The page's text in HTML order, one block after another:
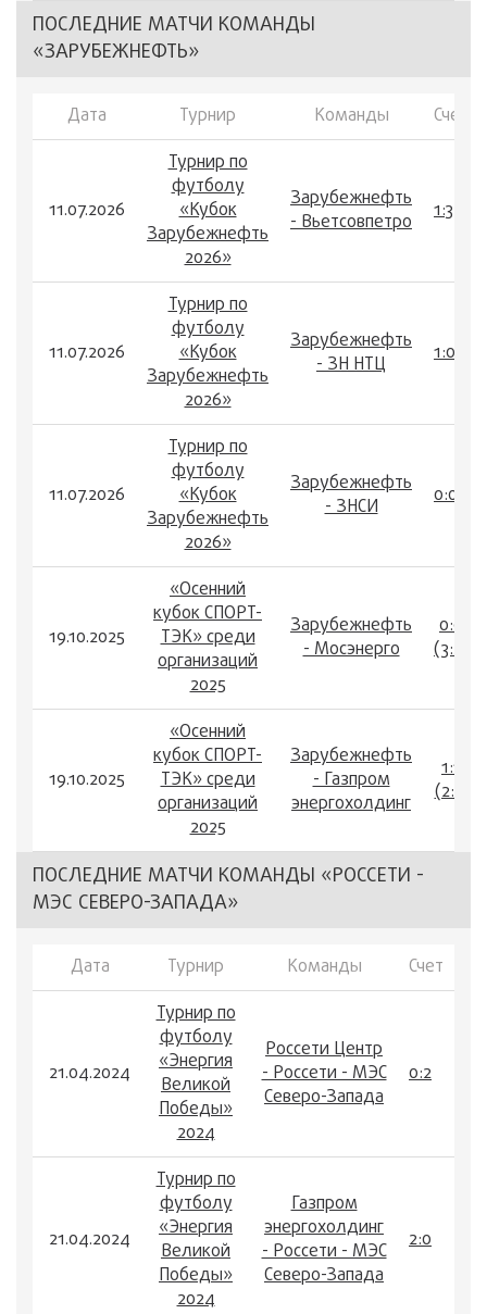
ПОСЛЕДНИЕ МАТЧИ КОМАНДЫ
«ЗАРУБЕЖНЕФТЬ»
Дата Турнир Команды Счет
11.07.2026
Турнир по
футболу
«Кубок
Зарубежнефть
2026»
Зарубежнефть
- Вьетсовпетро
1:3
11.07.2026
Турнир по
футболу
«Кубок
Зарубежнефть
2026»
Зарубежнефть
- ЗН НТЦ
1:0
11.07.2026
Турнир по
футболу
«Кубок
Зарубежнефть
2026»
Зарубежнефть
- ЗНСИ
0:0
19.10.2025
«Осенний
кубок СПОРТ-
ТЭК» среди
организаций
2025
Зарубежнефть
- Мосэнерго
0:0
(3:2)
19.10.2025
«Осенний
кубок СПОРТ-
ТЭК» среди
организаций
2025
Зарубежнефть
- Газпром
энергохолдинг
1:1
(2:1)
ПОСЛЕДНИЕ МАТЧИ КОМАНДЫ «РОССЕТИ -
МЭС СЕВЕРО-ЗАПАДА»
Дата Турнир Команды Счет
21.04.2024
Турнир по
футболу
«Энергия
Великой
Победы»
2024
Россети Центр
- Россети - МЭС
Северо-Запада
0:2
21.04.2024
Турнир по
футболу
«Энергия
Великой
Победы»
2024
Газпром
энергохолдинг
- Россети - МЭС
Северо-Запада
2:0